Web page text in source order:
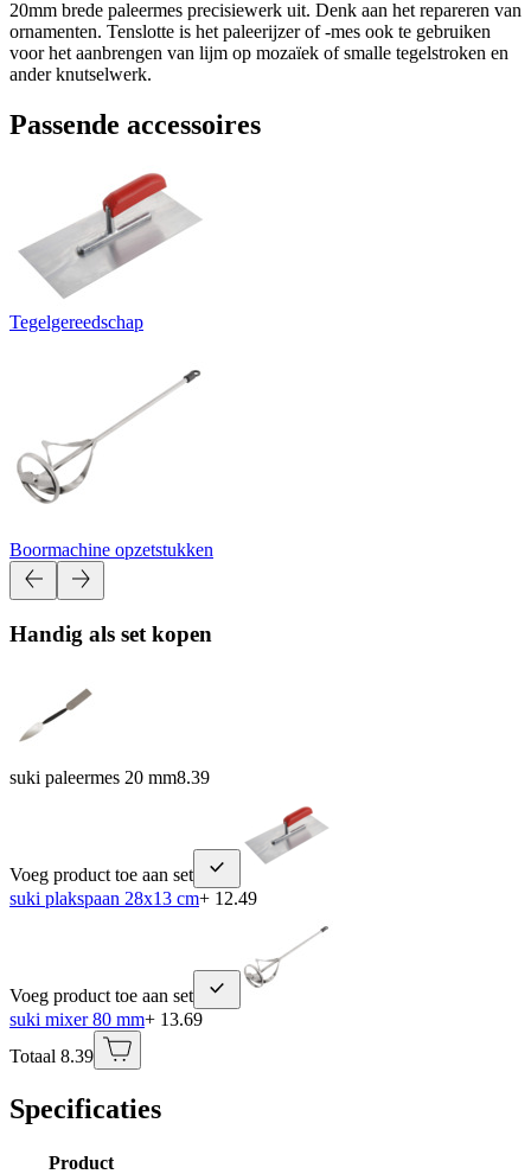
20mm brede paleermes precisiewerk uit. Denk aan het repareren van
ornamenten. Tenslotte is het paleerijzer of -mes ook te gebruiken
voor het aanbrengen van lijm op mozaïek of smalle tegelstroken en
ander knutselwerk.
Passende accessoires
Tegelgereedschap
Boormachine opzetstukken
Handig als set kopen
suki paleermes 20 mm8.39
Voeg product toe aan set
suki plakspaan 28x13 cm+ 12.49
Voeg product toe aan set
suki mixer 80 mm+ 13.69
Totaal 8.39
Specificaties
Product